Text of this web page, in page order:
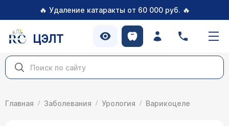
🔥 Удаление катаракты от 60 000 руб. 🔥
ЦЭЛТ
Главная Заболевания Урология Варикоцеле